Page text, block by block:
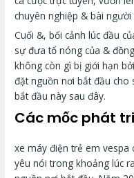
chuyên nghiệp & bài
Cuối &, bối cảnh lúc đầu
sự đưa tổ nóng của &
không còn gì bị giới hạn
đặt nguồn nơi bắt đầu cho
bắt đầu này sau đây.
Các mốc phát
xe máy điện trẻ em vespa
yêu nói trong khoảng lúc